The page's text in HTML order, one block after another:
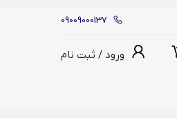
09009000137
ورود / ثبت نام